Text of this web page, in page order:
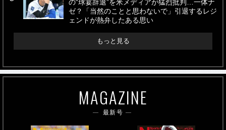
の“球宴辞退”を米メディアが猛烈批判…一体ナ
ゼ？「当然のことと思わないで」引退するレジ
ェンドが熱弁したある思い
もっと見る
MAGAZINE
最新号